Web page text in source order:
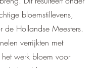
bloemstillevens,
de Hollandse Meesters.
verrijkten met
werk bloem voor